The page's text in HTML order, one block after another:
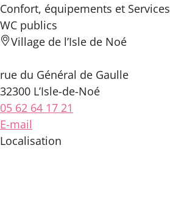
Confort, équipements et Services
WC publics
Village de l’Isle de Noé
rue du Général de Gaulle
32300 L’Isle-de-Noé
05 62 64 17 21
E-mail
Localisation